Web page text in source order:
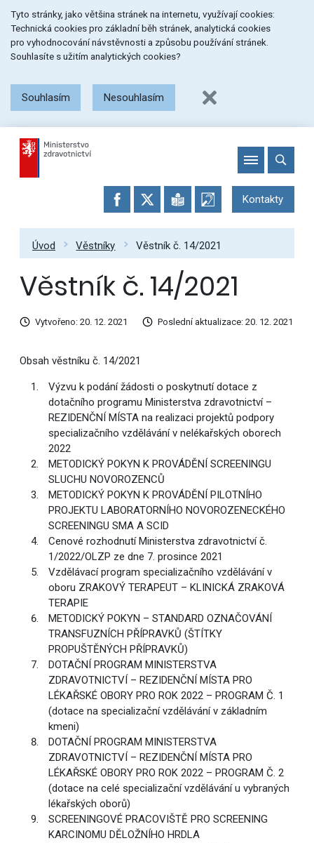
na
menu
na
obsah
na
patičku
stránky
Tyto stránky, jako většina stránek na internetu, využívají cookies:
Technická cookies pro základní běh stránek, analytická cookies
pro vyhodnocování návstěvnosti a způsobu používání stránek.
Souhlasíte s užitím analytických cookies?
Souhlasím Nesouhlasím
Kontakty
Úvod Věstníky Věstník č. 14/2021
Věstník č. 14/2021
Vytvořeno: 20. 12. 2021 Poslední aktualizace: 20. 12. 2021
Obsah věstníku č. 14/2021
Výzvu k podání žádosti o poskytnutí dotace z
dotačního programu Ministerstva zdravotnictví –
REZIDENČNÍ MÍSTA na realizaci projektů podpory
specializačního vzdělávání v nelékařských oborech
2022
METODICKÝ POKYN K PROVÁDĚNÍ SCREENINGU
SLUCHU NOVOROZENCŮ
METODICKÝ POKYN K PROVÁDĚNÍ PILOTNÍHO
PROJEKTU LABORATORNÍHO NOVOROZENECKÉHO
SCREENINGU SMA A SCID
Cenové rozhodnutí Ministerstva zdravotnictví č.
1/2022/OLZP ze dne 7. prosince 2021
Vzdělávací program specializačního vzdělávání v
oboru ZRAKOVÝ TERAPEUT – KLINICKÁ ZRAKOVÁ
TERAPIE
METODICKÝ POKYN – STANDARD OZNAČOVÁNÍ
TRANSFUZNÍCH PŘÍPRAVKŮ (ŠTÍTKY
PROPUŠTĚNÝCH PŘÍPRAVKŮ)
DOTAČNÍ PROGRAM MINISTERSTVA
ZDRAVOTNICTVÍ – REZIDENČNÍ MÍSTA PRO
LÉKAŘSKÉ OBORY PRO ROK 2022 – PROGRAM Č. 1
(dotace na specializační vzdělávání v základním
kmeni)
DOTAČNÍ PROGRAM MINISTERSTVA
ZDRAVOTNICTVÍ – REZIDENČNÍ MÍSTA PRO
LÉKAŘSKÉ OBORY PRO ROK 2022 – PROGRAM Č. 2
(dotace na celé specializační vzdělávání u vybraných
lékařských oborů)
SCREENINGOVÉ PRACOVIŠTĚ PRO SCREENING
KARCINOMU DĚLOŽNÍHO HRDLA